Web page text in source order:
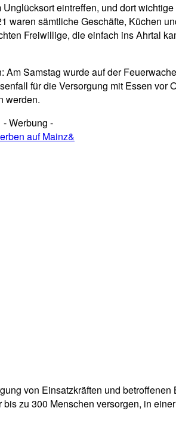
eintreffen, und dort
sämtliche Geschäfte, Küchen
Freiwillige, die einfach ins Ahrtal
Samstag wurde auf der
für die Versorgung mit Essen vor
werden.
- Werbung -
von Einsatzkräften und
zu 300 Menschen versorgen, in